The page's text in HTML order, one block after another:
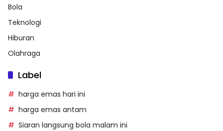
Bola
Teknologi
Hiburan
Olahraga
Label
harga emas hari ini
harga emas antam
Siaran langsung bola malam ini